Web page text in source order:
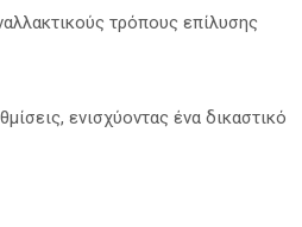
τρόπους επίλυσης
ενισχύοντας ένα δικαστικό